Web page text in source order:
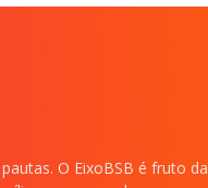
O EixoBSB é fruto da